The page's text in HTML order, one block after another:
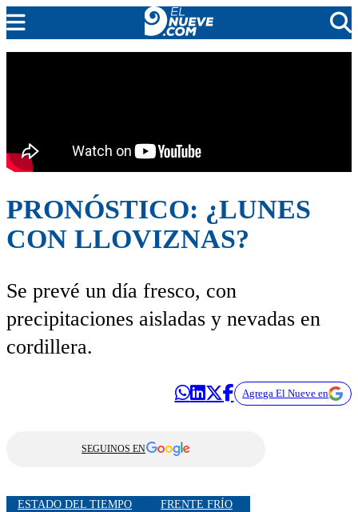
POLICIALES
EN VIVO
PRONÓSTICO: ¿LUNES
CON LLOVIZNAS?
Se prevé un día fresco, con
precipitaciones aisladas y nevadas en
cordillera.
Agrega El Nueve en
SEGUINOS EN
ESTADO DEL TIEMPO
FRENTE FRÍO